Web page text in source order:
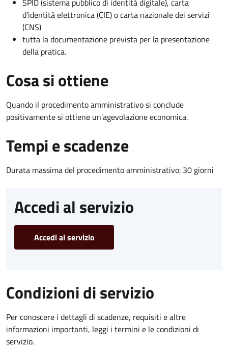
d’identità elettronica (CIE) o carta nazionale dei servizi
(CNS)
tutta la documentazione prevista per la presentazione
della pratica.
Cosa si ottiene
Quando il procedimento amministrativo si conclude
positivamente si ottiene un'agevolazione economica.
Tempi e scadenze
Durata massima del procedimento amministrativo: 30 giorni
Accedi al servizio
Accedi al servizio
Condizioni di servizio
Per conoscere i dettagli di scadenze, requisiti e altre
informazioni importanti, leggi i termini e le condizioni di
servizio.